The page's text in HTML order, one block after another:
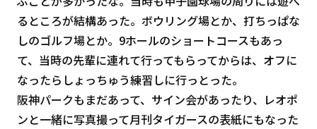
るところが結構あった。ボウリング場とか、打ちっぱな
しのゴルフ場とか。9ホールのショートコースもあっ
て、当時の先輩に連れて行ってもらってからは、オフに
なったらしょっちゅう練習しに行っとった。
阪神パークもまだあって、サイン会があったり、レオポ
ンと一緒に写真撮って月刊タイガースの表紙にもなった